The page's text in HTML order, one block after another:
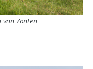
Zanten